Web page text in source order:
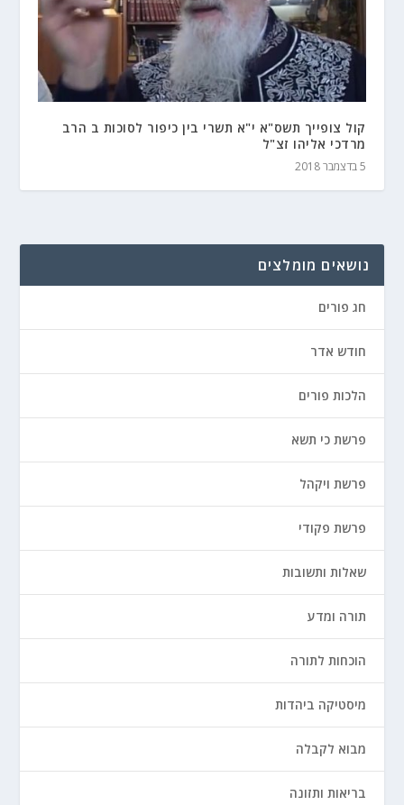
קול צופייך תשס"א י"א תשרי בין כיפור לסוכות ב הרב
מרדכי אליהו זצ"ל
5 בדצמבר 2018
נושאים מומלצים
חג פורים
חודש אדר
הלכות פורים
פרשת כי תשא
פרשת ויקהל
פרשת פקודי
שאלות ותשובות
תורה ומדע
הוכחות לתורה
מיסטיקה ביהדות
מבוא לקבלה
בריאות ותזונה